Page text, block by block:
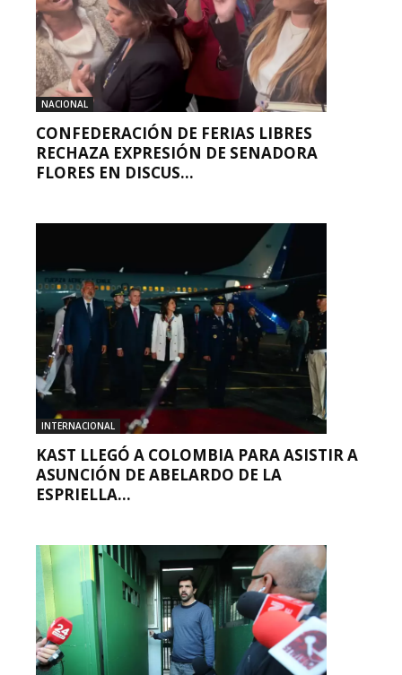
NACIONAL
CONFEDERACIÓN DE FERIAS LIBRES
RECHAZA EXPRESIÓN DE SENADORA
FLORES EN DISCUS...
INTERNACIONAL
KAST LLEGÓ A COLOMBIA PARA ASISTIR A
ASUNCIÓN DE ABELARDO DE LA
ESPRIELLA...